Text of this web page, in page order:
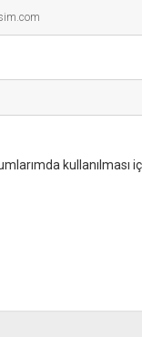
kullanılması